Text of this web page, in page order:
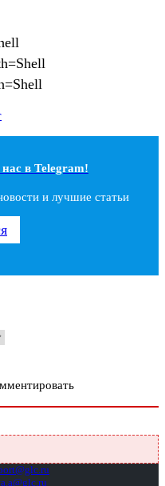
в Telegram!
и лучшие статьи